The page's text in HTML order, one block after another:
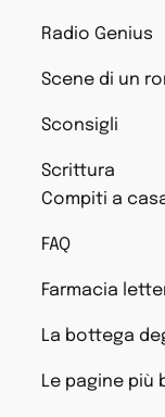
Radio Genius
Scene di un
Sconsigli
Scrittura
Compiti a
FAQ
Farmacia
La bottega
Le pagine più